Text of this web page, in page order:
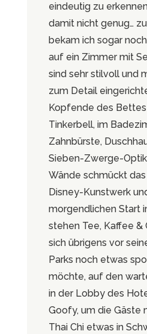
eindeutig zu
damit nicht genug…
bekam ich sogar
auf ein Zimmer mit
sind sehr stilvoll und
zum Detail
Kopfende des
Tinkerbell, im
Zahnbürste,
Sieben-Zwerge-
Wände schmückt
Disney-Kunstwerk
morgendlichen Start
stehen Tee, Kaffee &
sich übrigens vor
Parks noch etwas
möchte, auf den
in der Lobby des
Goofy, um die Gäste
Thai Chi etwas in